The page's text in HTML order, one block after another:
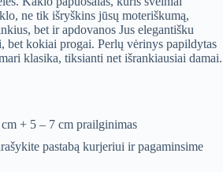
ne tik išryškins jūsų moteriškumą,
bet ir apdovanos Jus elegantišku
bet kokiai progai. Perlų vėrinys papildytas
klasika, tiksianti net išrankiausiai damai.
+ 5 – 7 cm prailginimas
pastabą kurjeriui ir pagaminsime